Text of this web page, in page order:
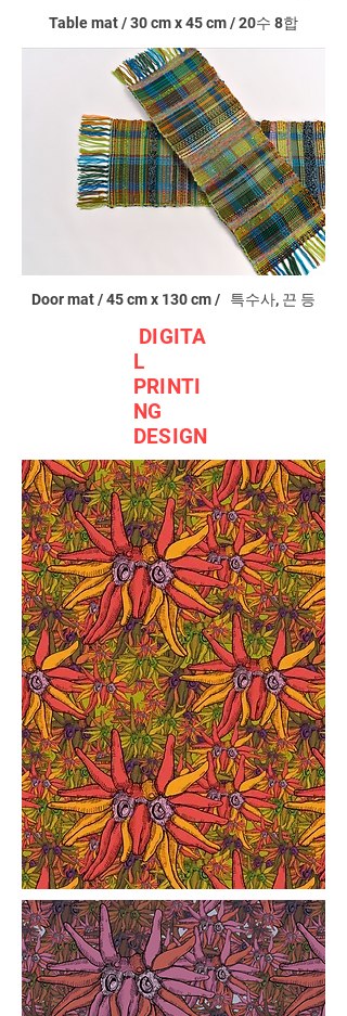
Table mat / 30 cm x 45 cm / 20수 8합
Door mat / 45 cm x 130 cm / 특수사, 끈 등
DIGITA
L
PRINTI
NG
DESIGN